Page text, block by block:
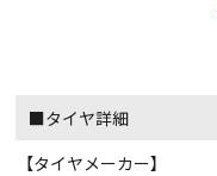
■タイヤ詳細
【タイヤメーカー】